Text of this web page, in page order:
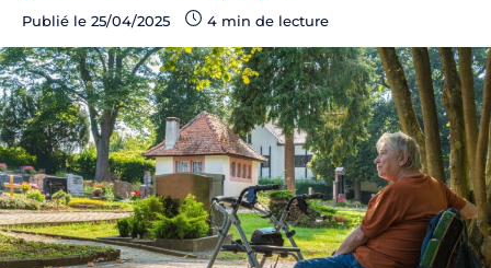
Publié le 25/04/2025